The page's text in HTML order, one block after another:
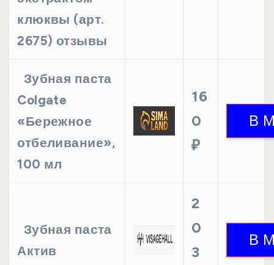
клюквы (арт.
2675) отзывы
Зубная паста
Colgate
«Бережное
отбеливание»,
100 мл
16
0
₽
Зубная паста
Актив
2
0
3